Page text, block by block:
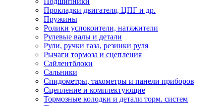
Прокладки двигателя, ЦПГ и др.
Пружины
Ролики успокоители, натяжители
Рулевые валы и детали
Рули, ручки газа, резинки руля
Рычаги тормоза и сцепления
Сайлентблоки
Сальники
Спидометры, тахометры и панели приборов
Сцепление и комплектующие
Тормозные колодки и детали торм. систем